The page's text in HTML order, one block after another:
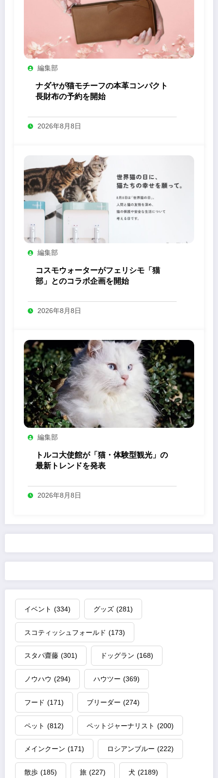
編集部
ナダヤが猫モチーフの本革コンパクト
長財布の予約を開始
2026年8月8日
編集部
コスモウォーターがフェリシモ「猫
部」とのコラボ企画を開始
2026年8月8日
編集部
トルコ大使館が「猫・体験型観光」の
最新トレンドを発表
2026年8月8日
イベント (334) グッズ (281)
スコティッシュフォールド (173)
スタパ齋藤 (301) ドッグラン (168)
ノウハウ (294) ハウツー (369)
フード (171) ブリーダー (274)
ペット (812) ペットジャーナリスト (200)
メインクーン (171) ロシアンブルー (222)
散歩 (185) 旅 (227) 犬 (2189)